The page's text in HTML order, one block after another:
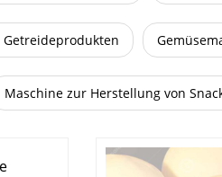
Maschine zur Herstellung von